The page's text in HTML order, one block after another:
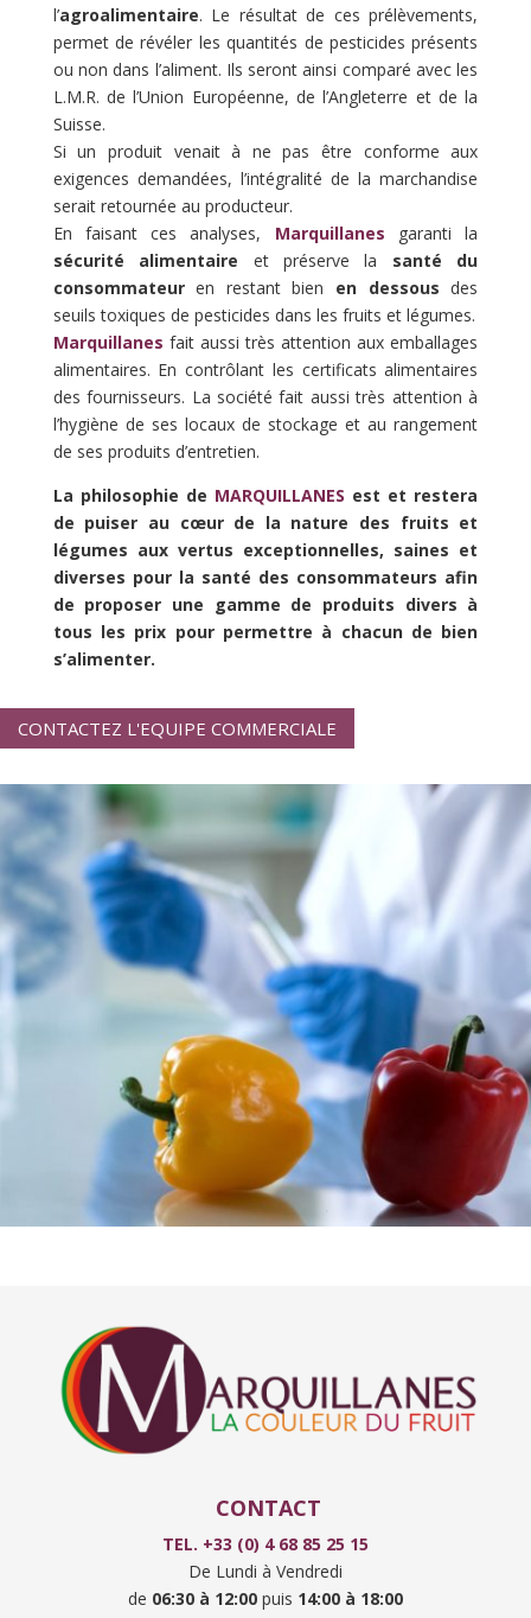
l’agroalimentaire. Le résultat de ces prélèvements,
permet de révéler les quantités de pesticides présents
ou non dans l’aliment. Ils seront ainsi comparé avec les
L.M.R. de l’Union Européenne, de l’Angleterre et de la
Suisse.
Si un produit venait à ne pas être conforme aux
exigences demandées, l’intégralité de la marchandise
serait retournée au producteur.
En faisant ces analyses, Marquillanes garanti la
sécurité alimentaire et préserve la santé du
consommateuren restant bien en dessous des
seuils toxiques de pesticides dans les fruits et légumes.
Marquillanes fait aussi très attention aux emballages
alimentaires. En contrôlant les certificats alimentaires
des fournisseurs. La société fait aussi très attention à
l’hygiène de ses locaux de stockage et au rangement
de ses produits d’entretien.
La philosophie de MARQUILLANES est et restera
de puiser au cœur de la nature des fruits et
légumes aux vertus exceptionnelles, saines et
diverses pour la santé des consommateurs afin
de proposer une gamme de produits divers à
tous les prix pour permettre à chacun de bien
s’alimenter.
CONTACTEZ L'EQUIPE COMMERCIALE
CONTACT
TEL. +33 (0) 4 68 85 25 15
De Lundi à Vendredi
de 06:30 à 12:00puis 14:00 à 18:00